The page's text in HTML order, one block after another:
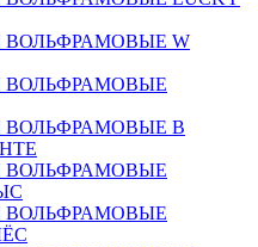
W
В